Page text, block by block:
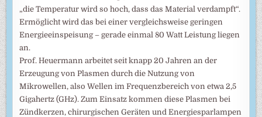
„die Temperatur wird so hoch, dass das Material verdampft“.
Ermöglicht wird das bei einer vergleichsweise geringen
Energieeinspeisung – gerade einmal 80 Watt Leistung liegen
an.
Prof. Heuermann arbeitet seit knapp 20 Jahren an der
Erzeugung von Plasmen durch die Nutzung von
Mikrowellen, also Wellen im Frequenzbereich von etwa 2,5
Gigahertz (GHz). Zum Einsatz kommen diese Plasmen bei
Zündkerzen, chirurgischen Geräten und Energiesparlampen